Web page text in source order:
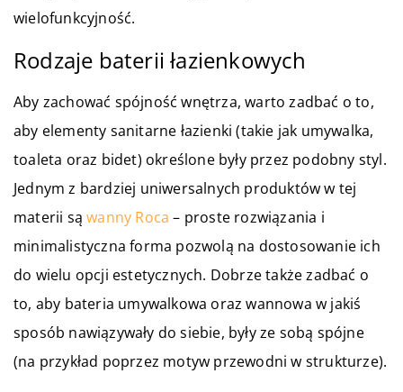
wielofunkcyjność.
Rodzaje baterii łazienkowych
Aby zachować spójność wnętrza, warto zadbać o to,
aby elementy sanitarne łazienki (takie jak umywalka,
toaleta oraz bidet) określone były przez podobny styl.
Jednym z bardziej uniwersalnych produktów w tej
materii sąwanny Roca – proste rozwiązania i
minimalistyczna forma pozwolą na dostosowanie ich
do wielu opcji estetycznych. Dobrze także zadbać o
to, aby bateria umywalkowa oraz wannowa w jakiś
sposób nawiązywały do siebie, były ze sobą spójne
(na przykład poprzez motyw przewodni w strukturze).